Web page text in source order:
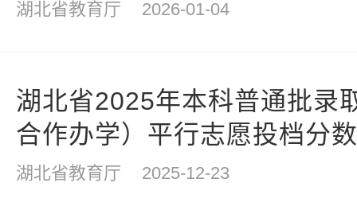
湖北省教育厅 2026-01-04
湖北省2025年本科普通批录
合作办学）平行志愿投档分
湖北省教育厅 2025-12-23